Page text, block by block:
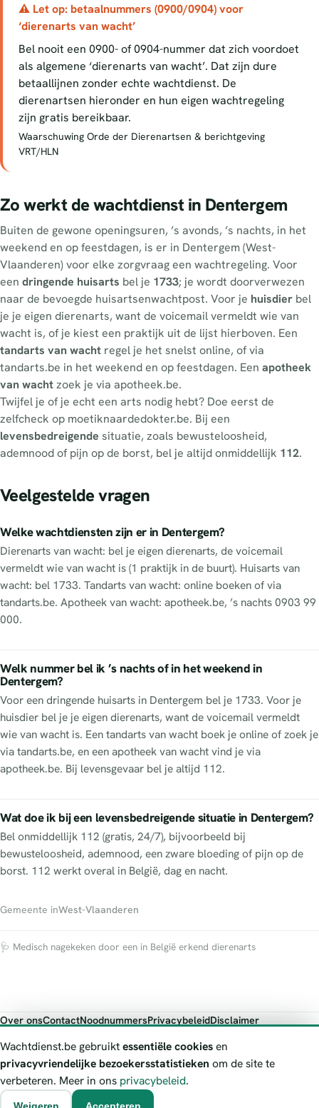
⚠ Let op: betaalnummers (0900/0904) voor
‘dierenarts van wacht’
Bel nooit een 0900- of 0904-nummer dat zich voordoet
als algemene ‘dierenarts van wacht’. Dat zijn dure
betaallijnen zonder echte wachtdienst. De
dierenartsen hieronder en hun eigen wachtregeling
zijn gratis bereikbaar.
Waarschuwing Orde der Dierenartsen & berichtgeving
VRT/HLN
Zo werkt de wachtdienst in Dentergem
Buiten de gewone openingsuren, ’s avonds, ’s nachts, in het
weekend en op feestdagen, is er in Dentergem (West-
Vlaanderen) voor elke zorgvraag een wachtregeling. Voor
een dringende huisarts bel je 1733; je wordt doorverwezen
naar de bevoegde huisartsenwachtpost. Voor je huisdier bel
je je eigen dierenarts, want de voicemail vermeldt wie van
wacht is, of je kiest een praktijk uit de lijst hierboven. Een
tandarts van wacht regel je het snelst online, of via
tandarts.be in het weekend en op feestdagen. Een apotheek
van wachtzoek je via apotheek.be.
Twijfel je of je echt een arts nodig hebt? Doe eerst de
zelfcheck op moetiknaardedokter.be. Bij een
levensbedreigende situatie, zoals bewusteloosheid,
ademnood of pijn op de borst, bel je altijd onmiddellijk 112.
Veelgestelde vragen
Welke wachtdiensten zijn er in Dentergem?
Dierenarts van wacht: bel je eigen dierenarts, de voicemail
vermeldt wie van wacht is (1 praktijk in de buurt). Huisarts van
wacht: bel 1733. Tandarts van wacht: online boeken of via
tandarts.be. Apotheek van wacht: apotheek.be, ’s nachts 0903 99
000.
Welk nummer bel ik ’s nachts of in het weekend in
Dentergem?
Voor een dringende huisarts in Dentergem bel je 1733. Voor je
huisdier bel je je eigen dierenarts, want de voicemail vermeldt
wie van wacht is. Een tandarts van wacht boek je online of zoek je
via tandarts.be, en een apotheek van wacht vind je via
apotheek.be. Bij levensgevaar bel je altijd 112.
Wat doe ik bij een levensbedreigende situatie in Dentergem?
Bel onmiddellijk 112 (gratis, 24/7), bijvoorbeeld bij
bewusteloosheid, ademnood, een zware bloeding of pijn op de
borst. 112 werkt overal in België, dag en nacht.
Gemeente inWest-Vlaanderen
🩺 Medisch nagekeken door een in België erkend dierenarts
Over onsContactNoodnummersPrivacybeleidDisclaimer
Wachtdienst.be toont publieke wachtdienst-informatie ter oriëntatie.
Bij levensgevaar bel je altijd 112. Controleer altijd de actuele
wachtregeling bij de vermelde officiële bron.
Wachtdienst.be gebruiktessentiële cookiesen
privacyvriendelijke bezoekersstatistieken om de site te
verbeteren. Meer in ons privacybeleid.
Weigeren Accepteren